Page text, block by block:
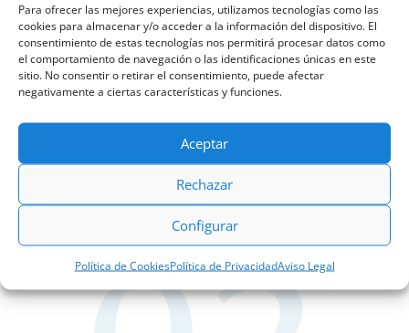
Para ofrecer las mejores experiencias, utilizamos tecnologías como las
cookies para almacenar y/o acceder a la información del dispositivo. El
consentimiento de estas tecnologías nos permitirá procesar datos como
el comportamiento de navegación o las identificaciones únicas en este
sitio. No consentir o retirar el consentimiento, puede afectar
negativamente a ciertas características y funciones.
Aceptar
Rechazar
Configurar
Política de CookiesPolítica de PrivacidadAviso Legal